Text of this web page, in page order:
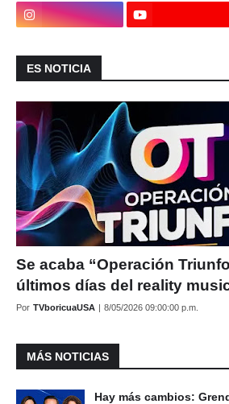
ES NOTICIA
Se acaba “Operación
últimos días del reality
Por TVboricuaUSA | 8/05/2026 09:00:00 p.m.
MÁS NOTICIAS
Hay más cambios: